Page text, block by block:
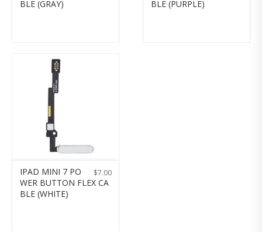
BLE (GRAY)
BLE (PURPLE)
$7.00
IPAD MINI 7 PO
WER BUTTON FLEX CA
BLE (WHITE)